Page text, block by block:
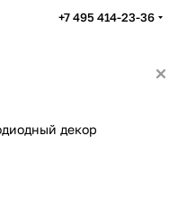
+7 495 414-23-36
декор